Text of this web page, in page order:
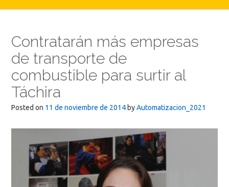
Contratarán más empresas
de transporte de
combustible para surtir al
Táchira
Posted on 11 de noviembre de 2014 byAutomatizacion_2021